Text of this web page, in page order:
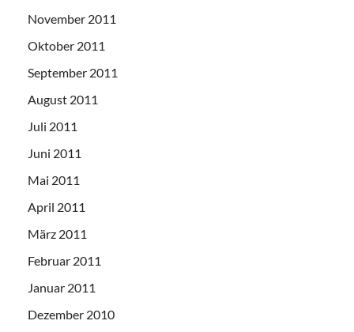
November 2011
Oktober 2011
September 2011
August 2011
Juli 2011
Juni 2011
Mai 2011
April 2011
März 2011
Februar 2011
Januar 2011
Dezember 2010